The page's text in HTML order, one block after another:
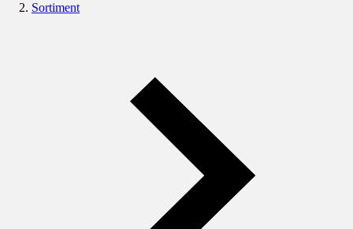
Sortiment